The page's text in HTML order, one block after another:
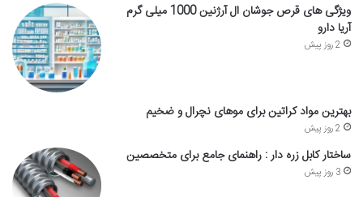
ویژگی های قرص جوشان ال آرژنین 1000 میلی گرم
آریا دارو
2 روز پیش
بهترین مواد کراتین برای موهای نچرال و ضخیم
2 روز پیش
ساختار کابل زره دار : راهنمای جامع برای متخصصین
3 روز پیش